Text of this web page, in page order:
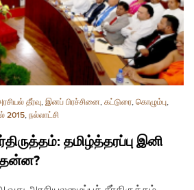
தீர்வு, இனப் பிரச்சினை, கட்டுரை, கொழும்பு,
2015, நல்லாட்சி
தமிழ்த்தரப்பு இனி